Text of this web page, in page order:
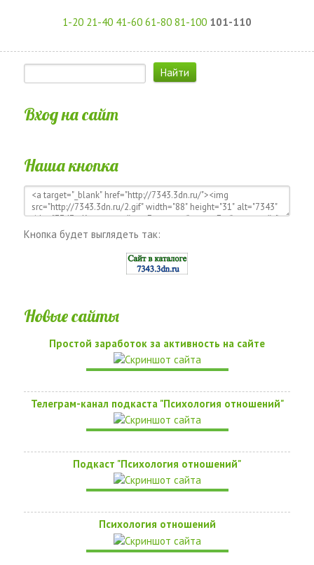
1-20 21-40 41-60 61-80 81-100 101-110
Вход на сайт
Наша кнопка
Кнопка будет выглядеть так:
Новые сайты
Простой заработок за активность на сайте
Телеграм-канал подкаста "Психология отношений"
Подкаст "Психология отношений"
Психология отношений